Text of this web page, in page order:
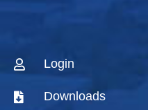
Login
Downloads